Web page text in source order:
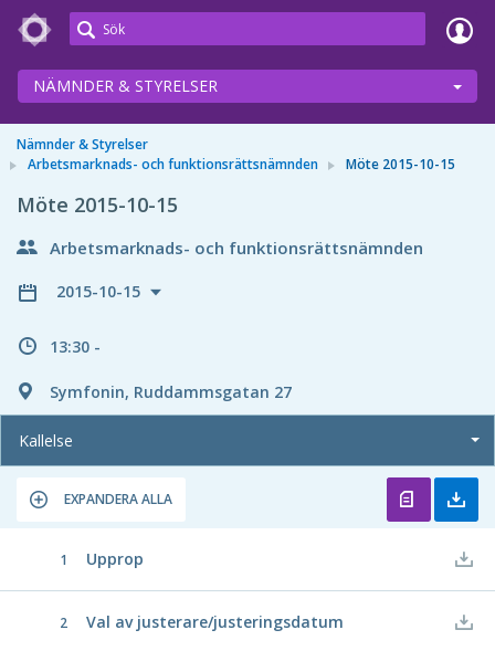
Meetings+
NÄMNDER & STYRELSER
Nämnder & Styrelser
Arbetsmarknads- och funktionsrättsnämnden
Möte 2015-10-15
Möte 2015-10-15
Arbetsmarknads- och funktionsrättsnämnden
2015-10-15
13:30 -
Symfonin, Ruddammsgatan 27
Kallelse
EXPANDERA ALLA
1 Upprop
2 Val av justerare/justeringsdatum